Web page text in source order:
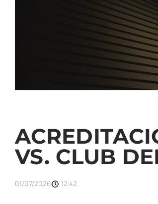
VS. CLUB
01/07/2026 12:42